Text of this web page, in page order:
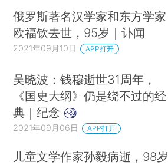
俄罗斯著名汉学家和东方学家
欧福钦去世，95岁｜讣闻
2021年09月10日 APP打开
吴晓波：钱穆逝世31周年，
《国史大纲》仍是绕不过的经
典｜纪念
2021年09月06日 APP打开
儿童文学作家孙毅病逝，98岁